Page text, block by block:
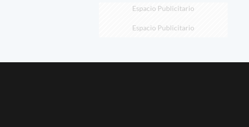
Espacio Publicitario
Espacio Publicitario